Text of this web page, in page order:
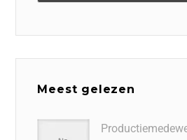
Meest gelezen